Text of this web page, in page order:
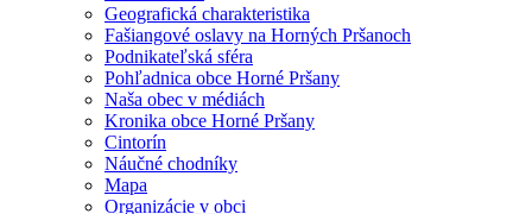
Geografická charakteristika
Fašiangové oslavy na Horných Pršanoch
Podnikateľská sféra
Pohľadnica obce Horné Pršany
Naša obec v médiách
Kronika obce Horné Pršany
Cintorín
Náučné chodníky
Mapa
Organizácie v obci